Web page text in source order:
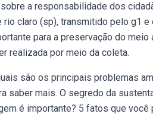
a responsabilidade dos
claro (sp), transmitido pelo g1
para a preservação do
realizada por meio da coleta.
são os principais problemas
saber mais. O segredo da
é importante? 5 fatos que você